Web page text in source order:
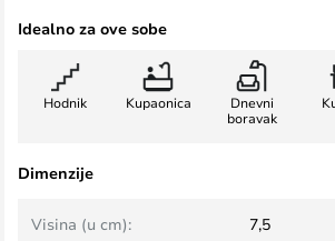
Idealno za ove sobe
Hodnik Kupaonica
Dnevni
boravak
Dimenzije
Visina (u cm): 7,5